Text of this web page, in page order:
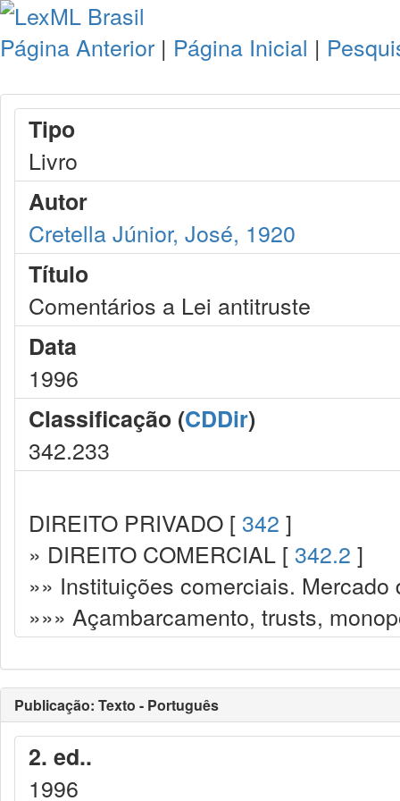
Página Anterior | Página Inicial |
Tipo
Livro
Autor
Cretella Júnior, José, 1920
Título
Comentários a Lei antitruste
Data
1996
Classificação (CDDir)
342.233
DIREITO PRIVADO [ 342 ]
» DIREITO COMERCIAL [ 342.2 ]
»» Instituições comerciais.
»»» Açambarcamento, trusts,
Publicação: Texto - Português
2. ed..
1996